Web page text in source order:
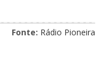
Fonte: Rádio Pioneira